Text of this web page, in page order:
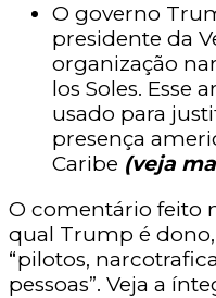
O governo
presidente da
organização
los Soles. Esse
usado para
presença
Caribe (veja
O comentário feito
qual Trump é
“pilotos,
pessoas”. Veja a